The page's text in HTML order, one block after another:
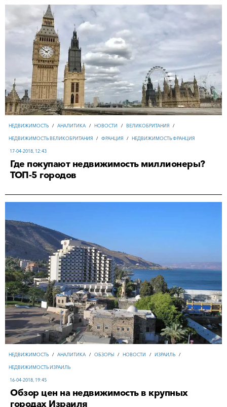
НЕДВИЖИМОСТЬ / АНАЛИТИКА / НОВОСТИ / ВЕЛИКОБРИТАНИЯ /
НЕДВИЖИМОСТЬ ВЕЛИКОБРИТАНИЯ / ФРАНЦИЯ / НЕДВИЖИМОСТЬ ФРАНЦИЯ
17-04-2018, 12:43
Где покупают недвижимость миллионеры?
ТОП-5 городов
НЕДВИЖИМОСТЬ / АНАЛИТИКА / ОБЗОРЫ / НОВОСТИ / ИЗРАИЛЬ /
НЕДВИЖИМОСТЬ ИЗРАИЛЬ
16-04-2018, 19:45
Обзор цен на недвижимость в крупных
городах Израиля